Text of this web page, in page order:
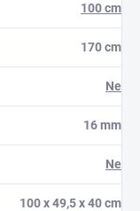
100 cm
170 cm
Ne
16 mm
Ne
100 x 49,5 x 40 cm